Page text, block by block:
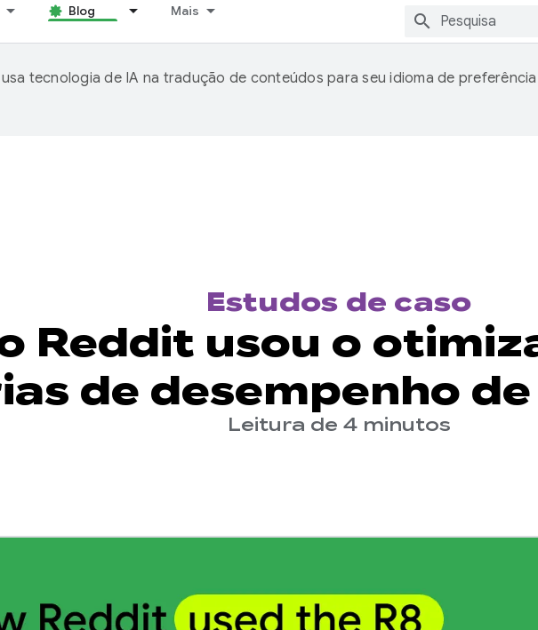
Blog Mais
tecnologia de IA na tradução de conteúdos para seu idioma de
Estudos de caso
Reddit usou o
de desempenho
Leitura de 4 minutos